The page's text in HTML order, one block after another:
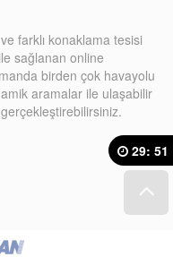
29: 51
farklı konaklama tesisi
sağlanan online
birden çok havayolu
aramalar ile ulaşabilir
gerçekleştirebilirsiniz.